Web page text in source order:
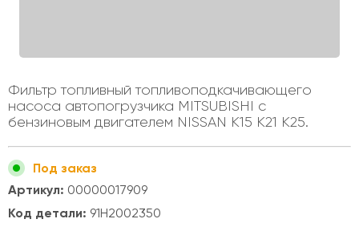
Фильтр топливный топливоподкачивающего
насоса автопогрузчика MITSUBISHI с
бензиновым двигателем NISSAN K15 K21 K25.
Под заказ
Артикул: 00000017909
Код детали: 91H2002350